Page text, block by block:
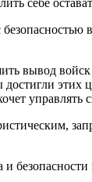
себе
вывод
этих
управлять
и